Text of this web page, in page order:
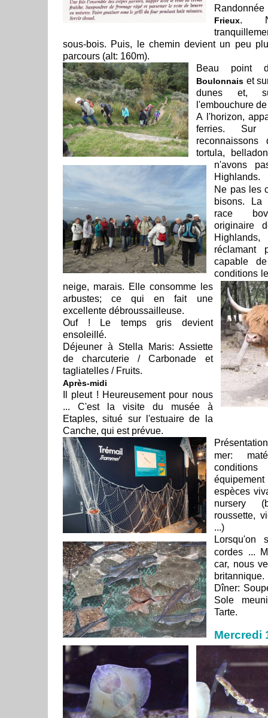
Frieux.
sous-bois. Puis, le chemin devient un peu
parcours (alt: 160m).
Beau point
Boulonnais et
dunes et,
l'embouchure
A l'horizon,
ferries.
reconnaissons
tortula,
n'avons
Highlands.
Ne pas les
bisons. La
race
originaire
réclamant
capable
conditions
neige, marais. Elle consomme les
arbustes; ce qui en fait une
excellente débroussailleuse.
Ouf ! Le temps gris devient
ensoleillé.
Déjeuner à Stella Maris: Assiette
de charcuterie / Carbonade et
tagliatelles / Fruits.
Après-midi
Il pleut ! Heureusement pour nous
... C'est la visite du musée à
Etaples, situé sur l'estuaire de la
Canche, qui est prévue.
mer:
espèces
nursery
roussette,
...)
Lorsqu'on
cordes ...
car, nous
britannique.
Dîner:
Sole
Tarte.
Mercredi